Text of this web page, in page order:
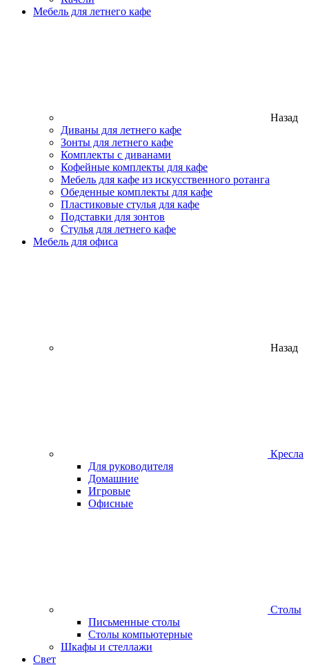
Мебель для летнего кафе
Назад
Диваны для летнего кафе
Зонты для летнего кафе
Комплекты с диванами
Кофейные комплекты для кафе
Мебель для кафе из искусственного ротанга
Обеденные комплекты для кафе
Пластиковые стулья для кафе
Подставки для зонтов
Стулья для летнего кафе
Мебель для офиса
Назад
Кресла
Для руководителя
Домашние
Игровые
Офисные
Столы
Письменные столы
Столы компьютерные
Шкафы и стеллажи
Свет